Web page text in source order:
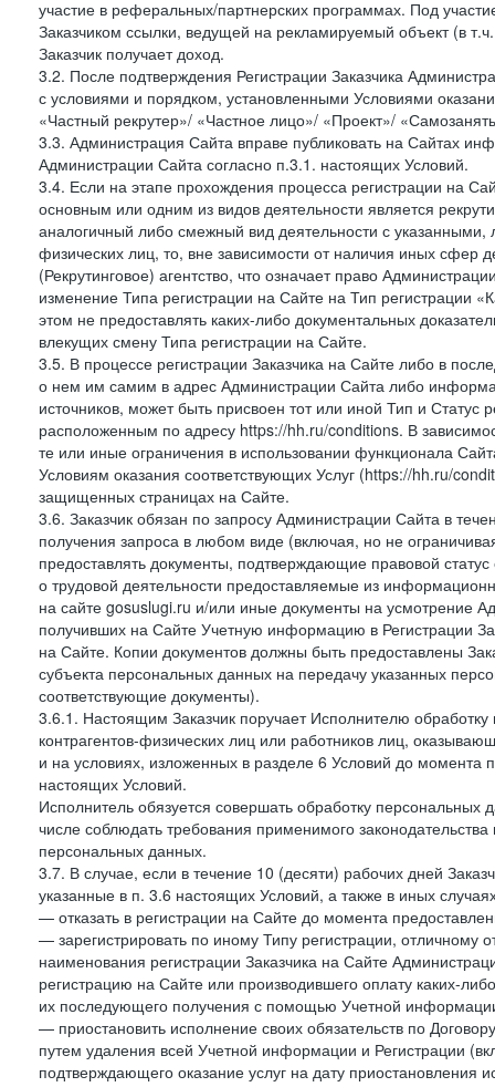
участие в реферальных/партнерских программах. Под
Заказчиком ссылки, ведущей на рекламируемый объект (в
Заказчик получает доход.
3.2. После подтверждения Регистрации Заказчика
с условиями и порядком, установленными Условиями
«Частный рекрутер»/ «Частное лицо»/ «Проект»/
3.3. Администрация Сайта вправе публиковать на Сайтах
Администрации Сайта согласно п.3.1. настоящих Условий.
3.4. Если на этапе прохождения процесса регистрации на
основным или одним из видов деятельности является
аналогичный либо смежный вид деятельности с
физических лиц, то, вне зависимости от наличия иных сфер
(Рекрутинговое) агентство, что означает право
изменение Типа регистрации на Сайте на Тип регистрации
этом не предоставлять каких-либо документальных
влекущих смену Типа регистрации на Сайте.
3.5. В процессе регистрации Заказчика на Сайте либо в
о нем им самим в адрес Администрации Сайта либо
источников, может быть присвоен тот или иной Тип и
расположенным по адресу https://hh.ru/conditions. В
те или иные ограничения в использовании функционала
Условиям оказания соответствующих Услуг (https://hh.ru/
защищенных страницах на Сайте.
3.6. Заказчик обязан по запросу Администрации Сайта в
получения запроса в любом виде (включая, но не
предоставлять документы, подтверждающие правовой
о трудовой деятельности предоставляемые из
на сайте gosuslugi.ru и/или иные документы на усмотрение
получивших на Сайте Учетную информацию в Регистрации
на Сайте. Копии документов должны быть предоставлены
субъекта персональных данных на передачу указанных
соответствующие документы).
3.6.1. Настоящим Заказчик поручает Исполнителю
контрагентов-физических лиц или работников лиц,
и на условиях, изложенных в разделе 6 Условий до момента
настоящих Условий.
Исполнитель обязуется совершать обработку
числе соблюдать требования применимого
персональных данных.
3.7. В случае, если в течение 10 (десяти) рабочих дней
указанные в п. 3.6 настоящих Условий, а также в иных
— отказать в регистрации на Сайте до момента
— зарегистрировать по иному Типу регистрации, отличному
наименования регистрации Заказчика на Сайте
регистрацию на Сайте или производившего оплату каких-
их последующего получения с помощью Учетной
— приостановить исполнение своих обязательств по
путем удаления всей Учетной информации и Регистрации
подтверждающего оказание услуг на дату приостановления